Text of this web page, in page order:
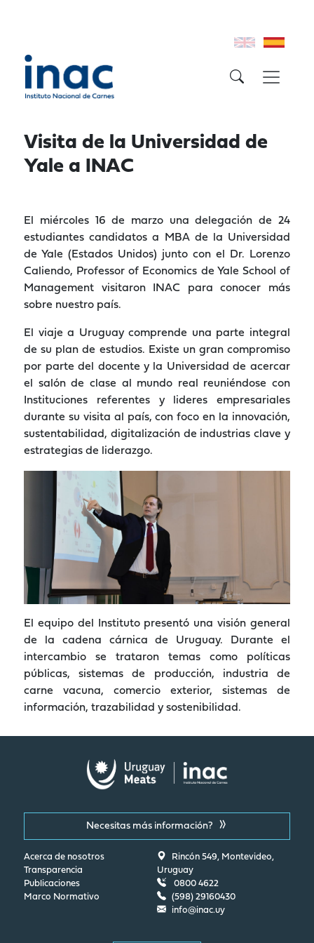
Visita de la Universidad de
Yale a INAC
El miércoles 16 de marzo una delegación de 24
estudiantes candidatos a MBA de la Universidad
de Yale (Estados Unidos) junto con el Dr. Lorenzo
Caliendo, Professor of Economics de Yale School of
Management visitaron INAC para conocer más
sobre nuestro país.
El viaje a Uruguay comprende una parte integral
de su plan de estudios. Existe un gran compromiso
por parte del docente y la Universidad de acercar
el salón de clase al mundo real reuniéndose con
Instituciones referentes y lideres empresariales
durante su visita al país, con foco en la innovación,
sustentabilidad, digitalización de industrias clave y
estrategias de liderazgo.
El equipo del Instituto presentó una visión general
de la cadena cárnica de Uruguay. Durante el
intercambio se trataron temas como políticas
públicas, sistemas de producción, industria de
carne vacuna, comercio exterior, sistemas de
información, trazabilidad y sostenibilidad.
Necesitas más información?
Acerca de nosotros
Transparencia
Publicaciones
Marco Normativo
Rincón 549, Montevideo,
Uruguay
0800 4622
(598) 29160430
info@inac.uy